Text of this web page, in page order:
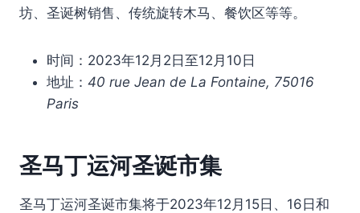
坊、圣诞树销售、传统旋转木马、餐饮区等等。
时间：2023年12月2日至12月10日
地址： 40 rue Jean de La Fontaine, 75016
Paris
圣马丁运河圣诞市集
圣马丁运河圣诞市集将于2023年12月15日、16日和